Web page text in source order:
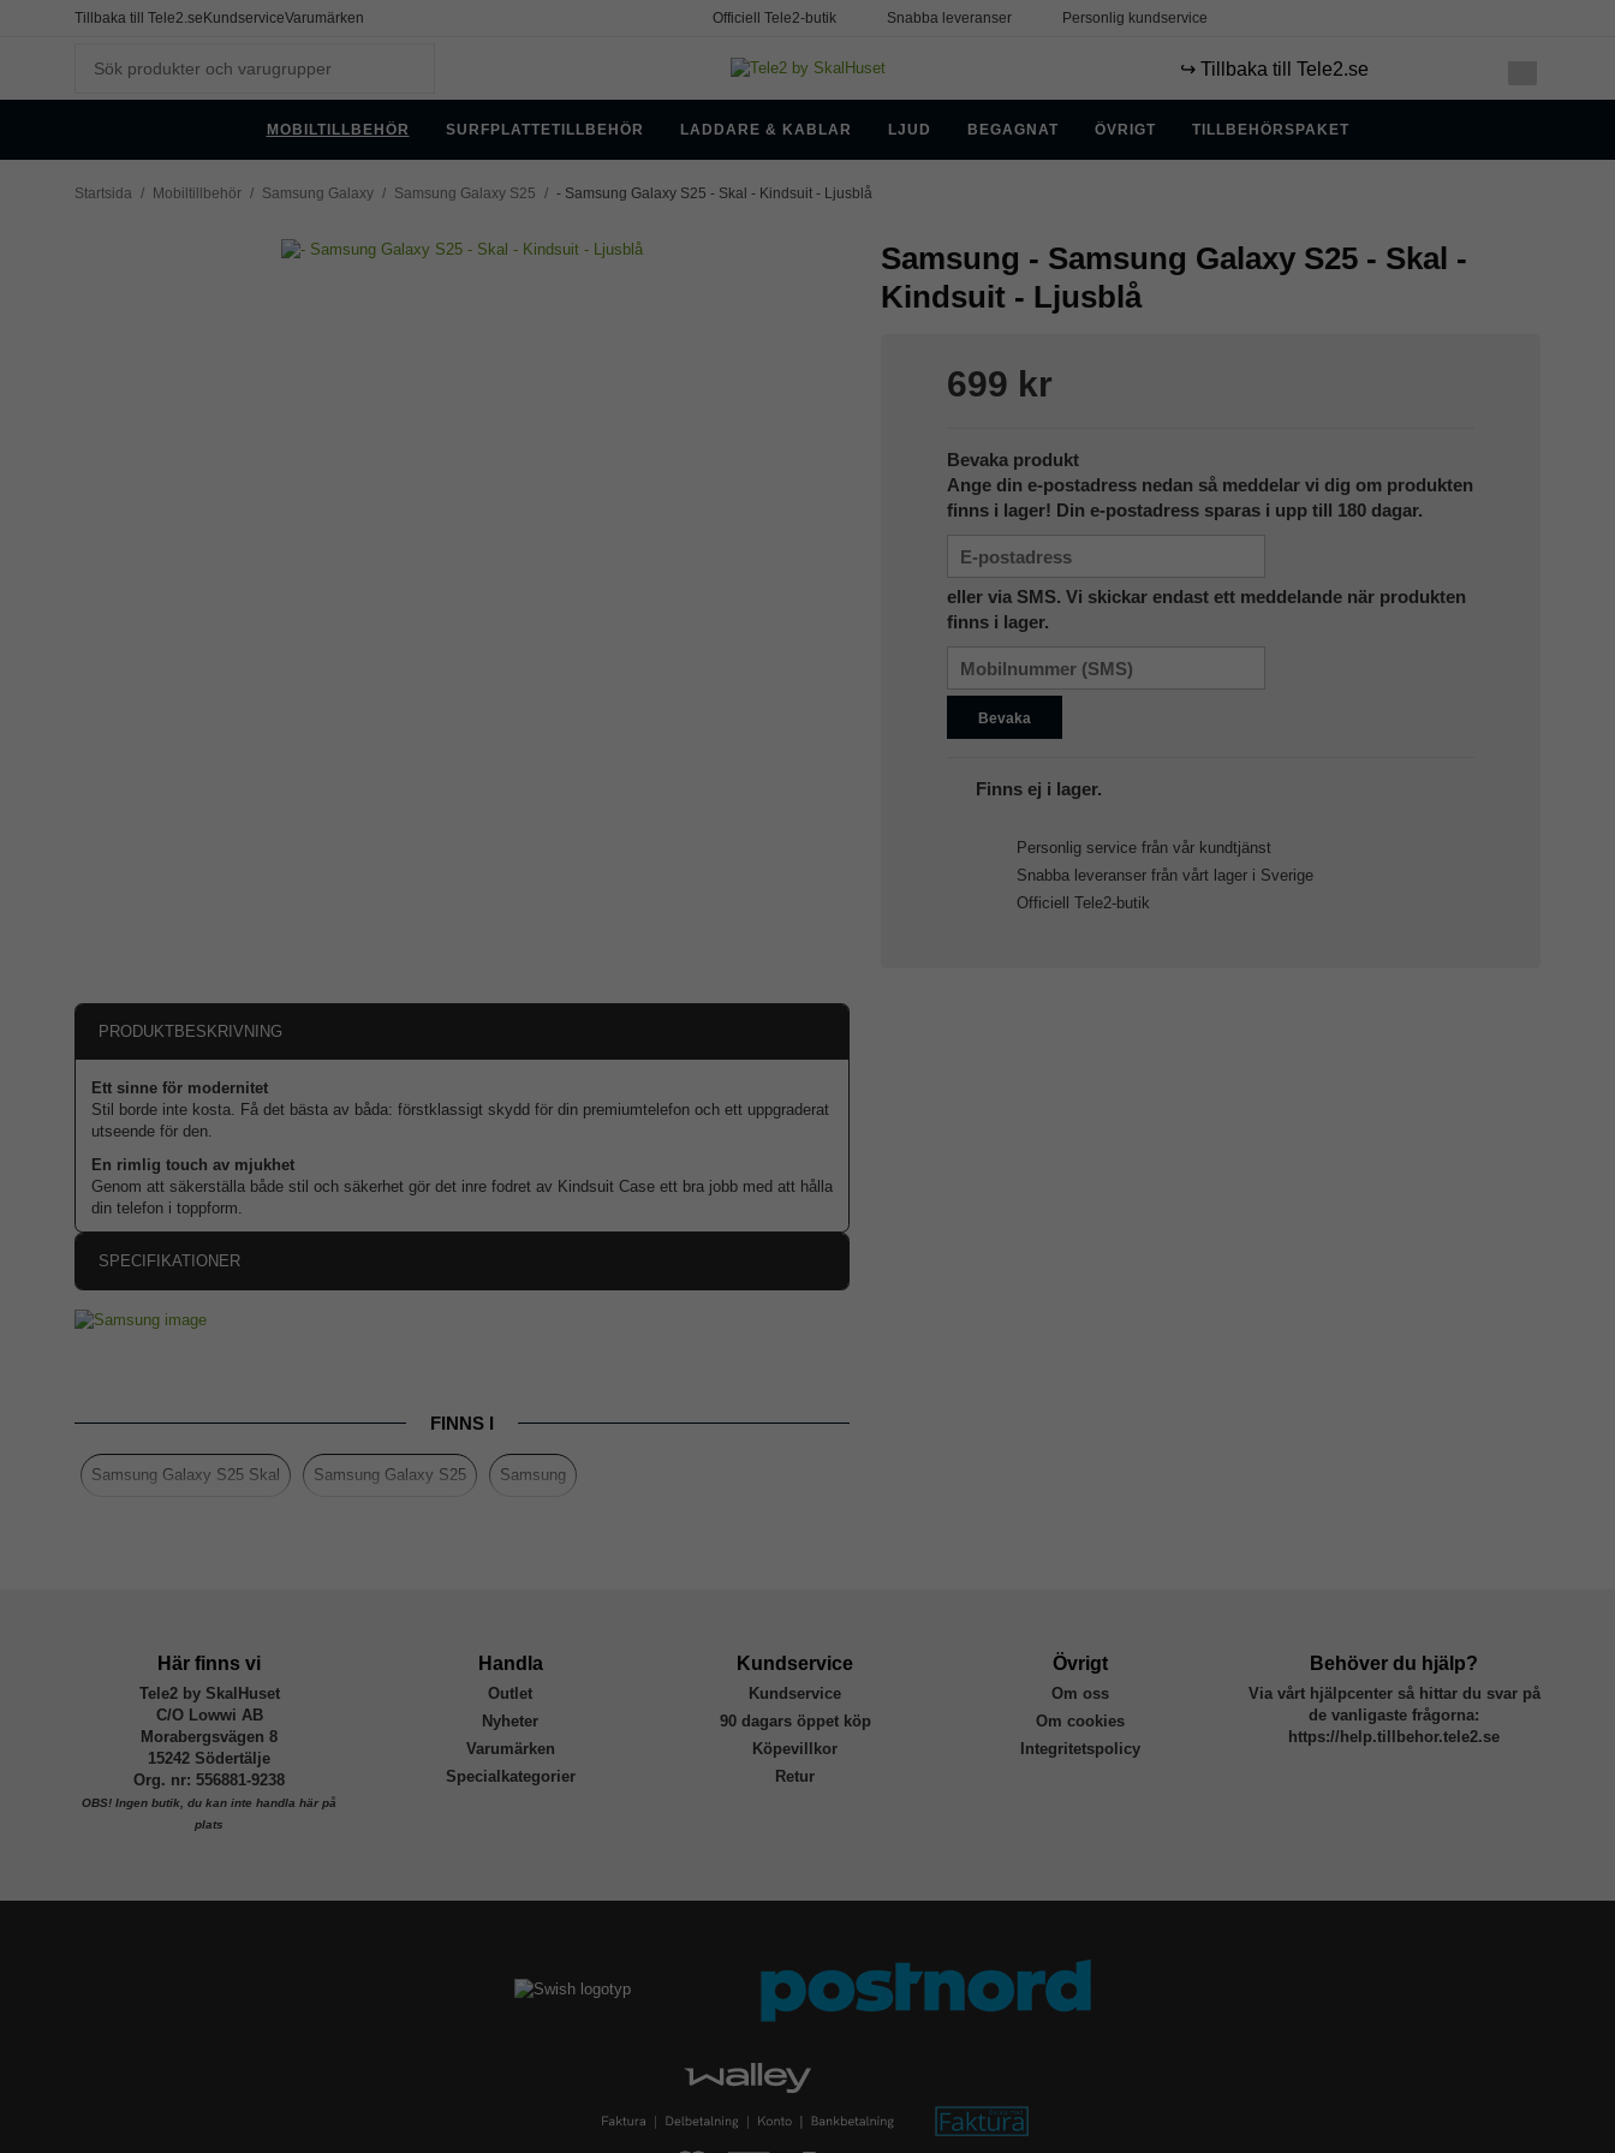
Tillbaka till Tele2.seKundserviceVarumärken Officiell Tele2-butik Snabba leveranser Personlig kundservice
↪️ Tillbaka till Tele2.se
MOBILTILLBEHÖR SURFPLATTETILLBEHÖR LADDARE & KABLAR LJUD BEGAGNAT ÖVRIGT TILLBEHÖRSPAKET
Startsida / Mobiltillbehör / Samsung Galaxy / Samsung Galaxy S25 / - Samsung Galaxy S25 - Skal - Kindsuit - Ljusblå
Samsung - Samsung Galaxy S25 - Skal -
Kindsuit - Ljusblå
699 kr
Bevaka produkt
Ange din e-postadress nedan så meddelar vi dig om produkten
finns i lager! Din e-postadress sparas i upp till 180 dagar.
eller via SMS. Vi skickar endast ett meddelande när produkten
finns i lager.
Bevaka
Finns ej i lager.
Personlig service från vår kundtjänst
Snabba leveranser från vårt lager i Sverige
Officiell Tele2-butik
PRODUKTBESKRIVNING
Ett sinne för modernitet
Stil borde inte kosta. Få det bästa av båda: förstklassigt skydd för din premiumtelefon och ett uppgraderat
utseende för den.
En rimlig touch av mjukhet
Genom att säkerställa både stil och säkerhet gör det inre fodret av Kindsuit Case ett bra jobb med att hålla
din telefon i toppform.
SPECIFIKATIONER
Egenskaper Trådlös laddning-kompatibel
Färg
FINNS I
Samsung Galaxy S25 Skal Samsung Galaxy S25 Samsung
Här finns vi
Tele2 by SkalHuset
C/O Lowwi AB
Morabergsvägen 8
15242 Södertälje
Org. nr: 556881-9238
OBS! Ingen butik, du kan inte handla här på
plats
Handla
Outlet
Nyheter
Varumärken
Specialkategorier
Kundservice
Kundservice
90 dagars öppet köp
Köpevillkor
Retur
Övrigt
Om oss
Om cookies
Integritetspolicy
Behöver du hjälp?
Via vårt hjälpcenter så hittar du svar på
de vanligaste frågorna:
https://help.tillbehor.tele2.se